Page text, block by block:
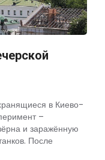
в Киево-
–
и заражённую
После